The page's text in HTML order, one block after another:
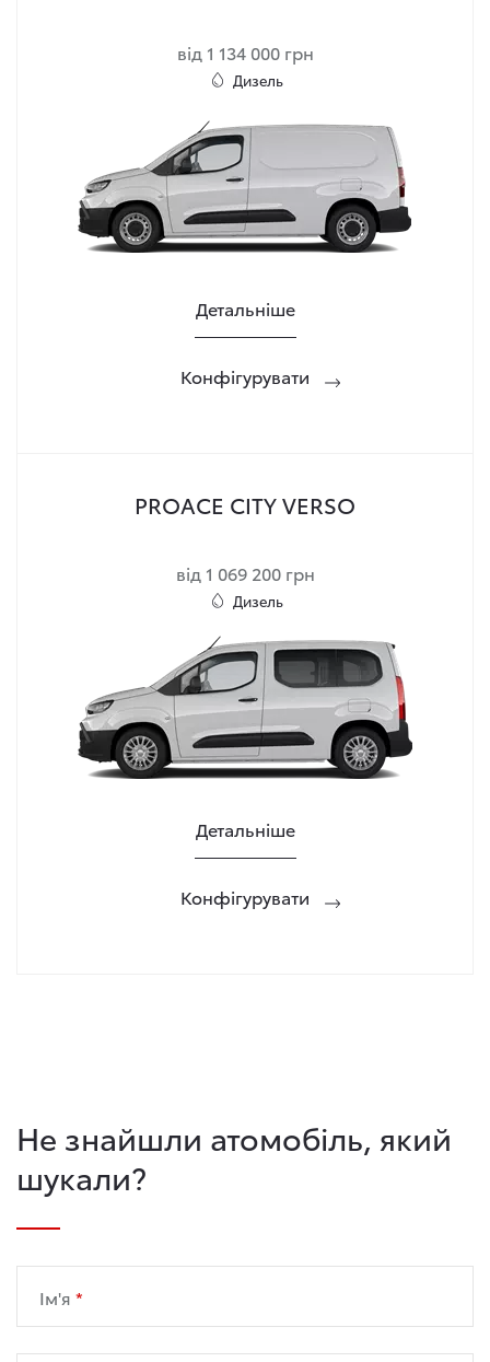
від 1 134 000 грн
Дизель
Детальніше
Конфігурувати
PROACE CITY VERSO
від 1 069 200 грн
Дизель
Детальніше
Конфігурувати
Не знайшли атомобіль, який
шукали?
Ім'я